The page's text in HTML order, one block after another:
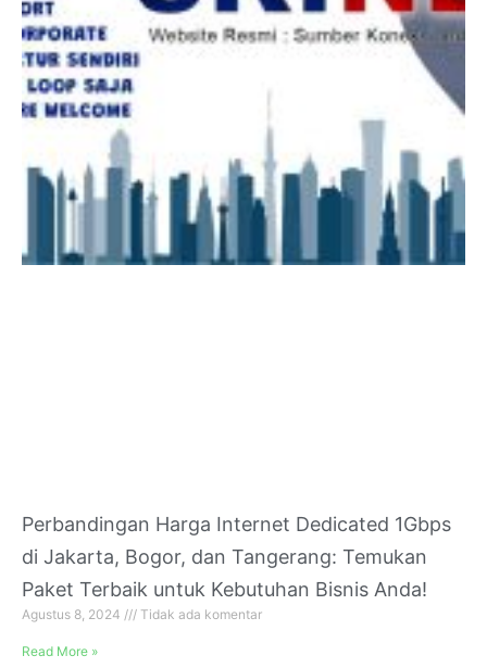
Perbandingan Harga Internet Dedicated 1Gbps
di Jakarta, Bogor, dan Tangerang: Temukan
Paket Terbaik untuk Kebutuhan Bisnis Anda!
Agustus 8, 2024 Tidak ada komentar
Read More »